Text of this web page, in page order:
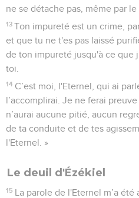
ne se détache pas, même par le
13 Ton impureté est un crime,
et que tu ne t'es pas laissé
de ton impureté jusqu'à ce que
toi.
14 C’est moi, l'Eternel, qui ai
l’accomplirai. Je ne ferai
n’aurai aucune pitié, aucun
de ta conduite et de tes
l'Eternel. »
Le deuil d'Ézékiel
15 La parole de l'Eternel m’a été